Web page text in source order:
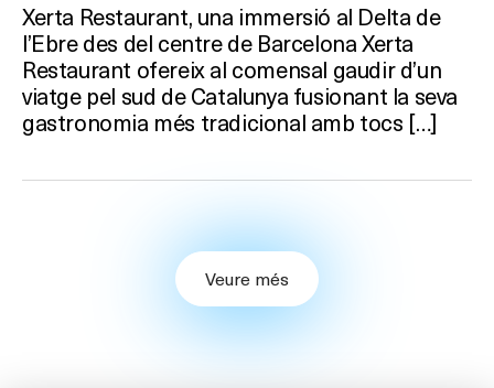
Xerta Restaurant, una immersió al Delta de
l’Ebre des del centre de Barcelona Xerta
Restaurant ofereix al comensal gaudir d’un
viatge pel sud de Catalunya fusionant la seva
gastronomia més tradicional amb tocs […]
Veure més